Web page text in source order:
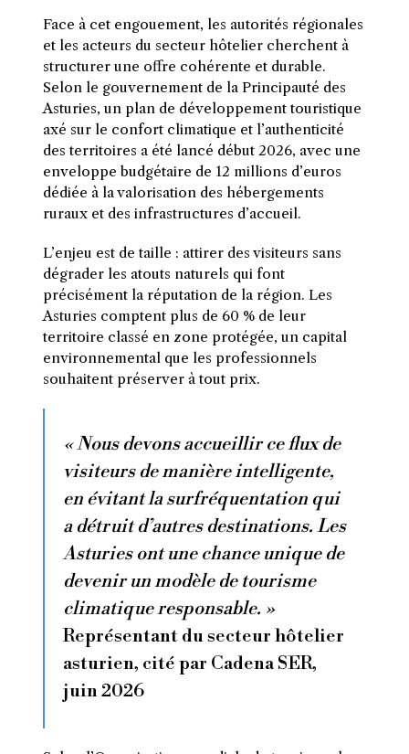
Face à cet engouement, les autorités régionales
et les acteurs du secteur hôtelier cherchent à
structurer une offre cohérente et durable.
Selon le gouvernement de la Principauté des
Asturies, un plan de développement touristique
axé sur le confort climatique et l’authenticité
des territoires a été lancé début 2026, avec une
enveloppe budgétaire de 12 millions d’euros
dédiée à la valorisation des hébergements
ruraux et des infrastructures d’accueil.
L’enjeu est de taille : attirer des visiteurs sans
dégrader les atouts naturels qui font
précisément la réputation de la région. Les
Asturies comptent plus de 60 % de leur
territoire classé en zone protégée, un capital
environnemental que les professionnels
souhaitent préserver à tout prix.
« Nous devons accueillir ce flux de
visiteurs de manière intelligente,
en évitant la surfréquentation qui
a détruit d’autres destinations. Les
Asturies ont une chance unique de
devenir un modèle de tourisme
climatique responsable. »
Représentant du secteur hôtelier
asturien, cité par Cadena SER,
juin 2026